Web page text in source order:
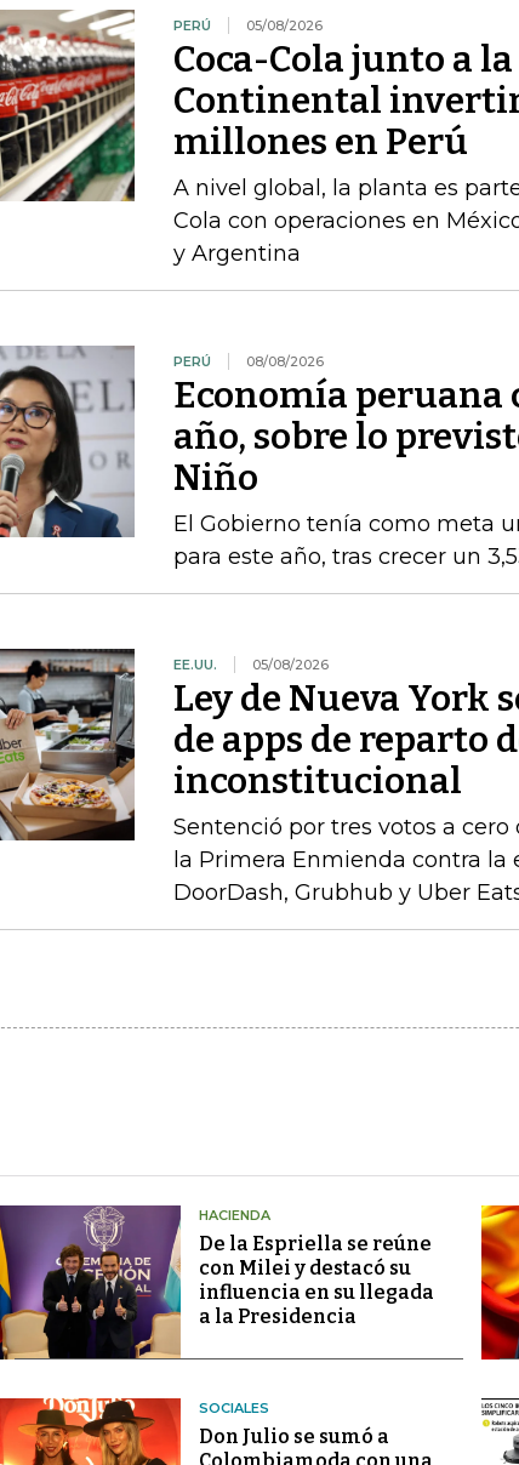
PERÚ 05/08/2026
Coca-Cola junto a
Continental
millones en Perú
A nivel global, la planta es
Cola con operaciones en
y Argentina
PERÚ 08/08/2026
Economía peruana
año, sobre lo
Niño
El Gobierno tenía como meta
para este año, tras crecer un
EE.UU. 05/08/2026
Ley de Nueva York
de apps de reparto
inconstitucional
Sentenció por tres votos a
la Primera Enmienda contra la
DoorDash, Grubhub y Uber
HACIENDA
De la Espriella se reúne
con Milei y destacó su
influencia en su llegada
a la Presidencia
SOCIALES
Don Julio se sumó a